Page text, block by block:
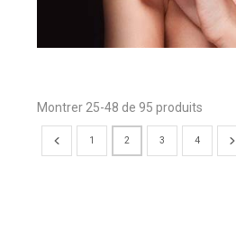
Montrer 25-48 de 95 produits
1 2 3 4